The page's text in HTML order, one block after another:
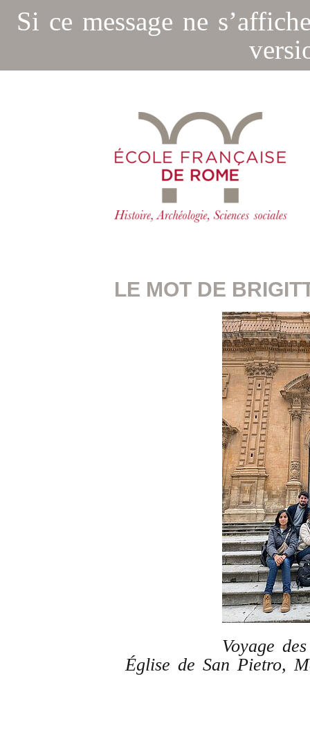
Si ce message ne
LE MOT DE
Voyage
Église de San Pietro,